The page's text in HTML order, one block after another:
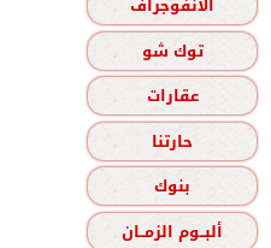
توك شو
عقارات
حارتنا
بنوك
ألبــوم الزمــان